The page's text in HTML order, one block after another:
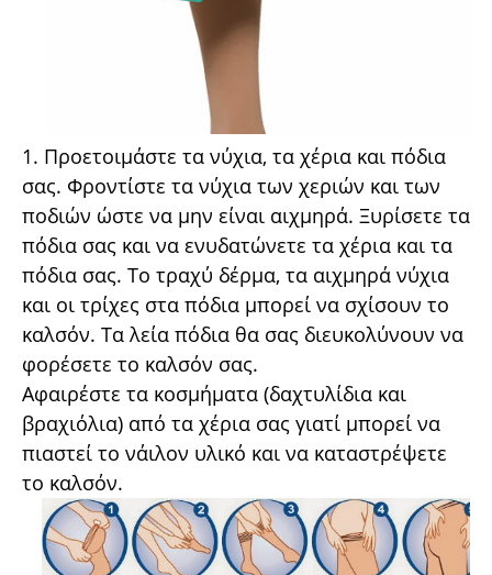
1. Προετοιμάστε τα νύχια, τα χέρια και πόδια
σας. Φροντίστε τα νύχια των χεριών και των
ποδιών ώστε να μην είναι αιχμηρά. Ξυρίσετε τα
πόδια σας και να ενυδατώνετε τα χέρια και τα
πόδια σας. Το τραχύ δέρμα, τα αιχμηρά νύχια
και οι τρίχες στα πόδια μπορεί να σχίσουν το
καλσόν. Τα λεία πόδια θα σας διευκολύνουν να
φορέσετε το καλσόν σας.
Αφαιρέστε τα κοσμήματα (δαχτυλίδια και
βραχιόλια) από τα χέρια σας γιατί μπορεί να
πιαστεί το νάιλον υλικό και να καταστρέψετε
το καλσόν.